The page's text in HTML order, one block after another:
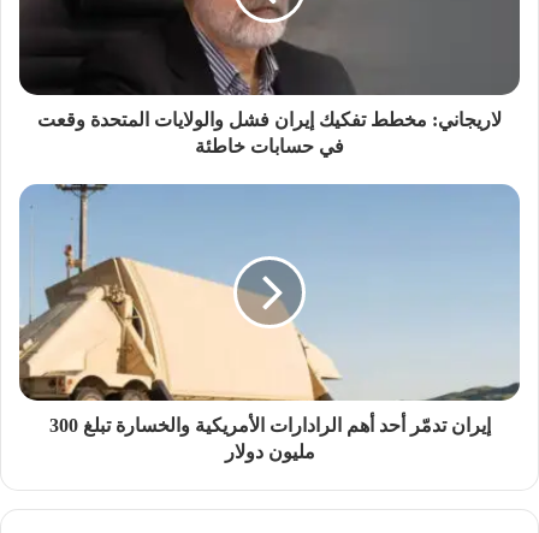
لاريجاني: مخطط تفكيك إيران فشل والولايات المتحدة وقعت
في حسابات خاطئة
إيران تدمّر أحد أهم الرادارات الأمريكية والخسارة تبلغ 300
مليون دولار